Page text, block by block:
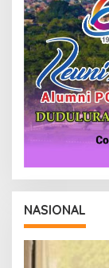
NASIONAL